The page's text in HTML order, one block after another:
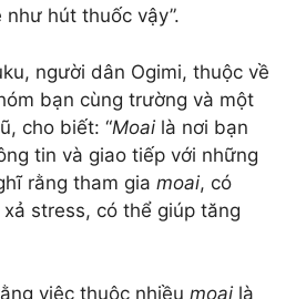
hút thuốc vậy”.
người dân Ogimi, thuộc về
bạn cùng trường và một
cho biết: “Moai là nơi bạn
tin và giao tiếp với những
rằng tham gia moai, có
stress, có thể giúp tăng
việc thuộc nhiều moai là